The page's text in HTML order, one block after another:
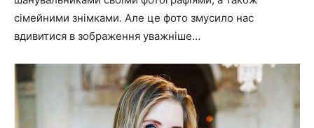
сімейними знімками. Але це фото змусило нас
вдивитися в зображення уважніше…